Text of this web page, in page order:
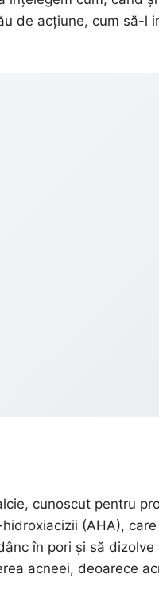
de acțiune, cum să-l
cunoscut pentru
(AHA),
în pori și să
acneei, deoarece